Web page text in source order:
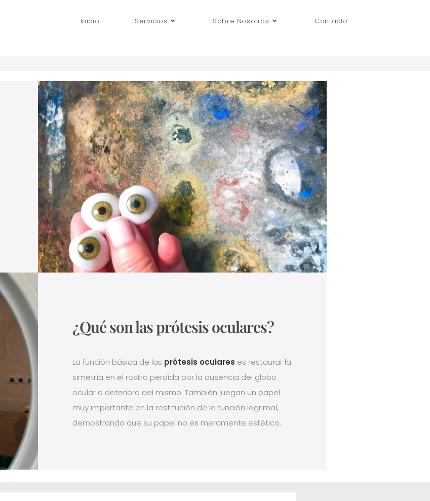
Inicio Servicios Sobre Nosotros Contacto
¿Qué son las prótesis oculares?
La función básica de las prótesis oculares es restaurar la
simetría en el rostro perdida por la ausencia del globo
ocular o deterioro del mismo. También juegan un papel
muy importante en la restitución de la función lagrimal,
demostrando que su papel no es meramente estético.